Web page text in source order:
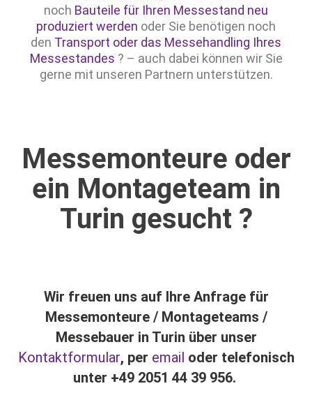
noch Bauteile für Ihren Messestand neu
produziert werden oder Sie benötigen noch
den Transport oder das Messehandling Ihres
Messestandes ? – auch dabei können wir Sie
gerne mit unseren Partnern unterstützen.
Messemonteure oder
ein Montageteam in
Turin gesucht ?
Wir freuen uns auf Ihre Anfrage für
Messemonteure / Montageteams /
Messebauer in Turin über unser
Kontaktformular, per email oder telefonisch
unter +49 2051 44 39 956.